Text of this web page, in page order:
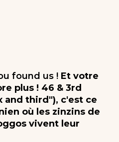
found us ! Et votre
plus ! 46 & 3rd
and third"), c'est ce
où les zinzins de
vivent leur